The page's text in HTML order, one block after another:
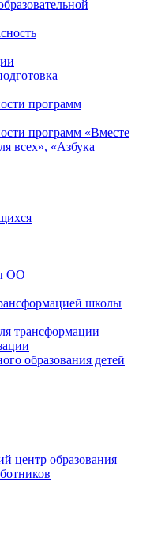
программ
программ «Вместе
всех», «Азбука
ОО
школы
трансформации
образования детей
центр образования